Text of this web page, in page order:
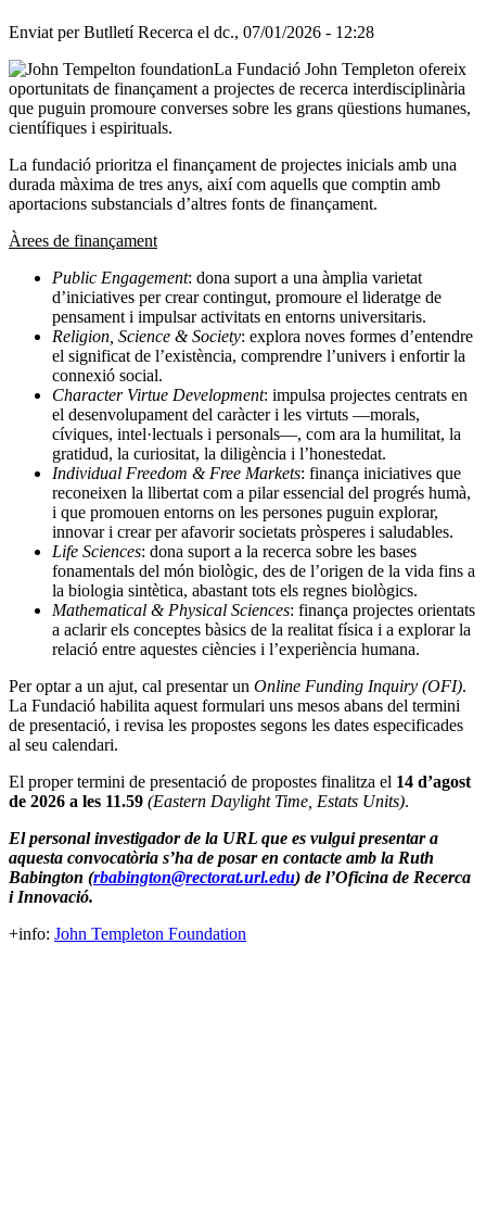
Enviat perButlletí Recerca el dc., 07/01/2026 - 12:28
La Fundació John Templeton ofereix
oportunitats de finançament a projectes de recerca interdisciplinària
que puguin promoure converses sobre les grans qüestions humanes,
científiques i espirituals.
La fundació prioritza el finançament de projectes inicials amb una
durada màxima de tres anys, així com aquells que comptin amb
aportacions substancials d’altres fonts de finançament.
Àrees de finançament
Public Engagement: dona suport a una àmplia varietat
d’iniciatives per crear contingut, promoure el lideratge de
pensament i impulsar activitats en entorns universitaris.
Religion, Science & Society: explora noves formes d’entendre
el significat de l’existència, comprendre l’univers i enfortir la
connexió social.
Character Virtue Development: impulsa projectes centrats en
el desenvolupament del caràcter i les virtuts —morals,
cíviques, intel·lectuals i personals—, com ara la humilitat, la
gratidud, la curiositat, la diligència i l’honestedat.
Individual Freedom & Free Markets: finança iniciatives que
reconeixen la llibertat com a pilar essencial del progrés humà,
i que promouen entorns on les persones puguin explorar,
innovar i crear per afavorir societats pròsperes i saludables.
Life Sciences: dona suport a la recerca sobre les bases
fonamentals del món biològic, des de l’origen de la vida fins a
la biologia sintètica, abastant tots els regnes biològics.
Mathematical & Physical Sciences: finança projectes orientats
a aclarir els conceptes bàsics de la realitat física i a explorar la
relació entre aquestes ciències i l’experiència humana.
Per optar a un ajut, cal presentar un Online Funding Inquiry (OFI).
La Fundació habilita aquest formulari uns mesos abans del termini
de presentació, i revisa les propostes segons les dates especificades
al seu calendari.
El proper termini de presentació de propostes finalitza el 14 d’agost
de 2026 a les 11.59 (Eastern Daylight Time, Estats Units).
El personal investigador de la URL que es vulgui presentar a
aquesta convocatòria s’ha de posar en contacte amb la Ruth
Babington (rbabington@rectorat.url.edu) de l’Oficina de Recerca
i Innovació.
+info: John Templeton Foundation